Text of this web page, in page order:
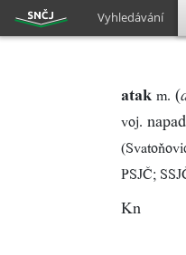
Vyhledávání
atak m. (
voj.
PSJČ;
Kn